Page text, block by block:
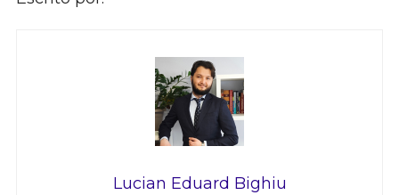
Lucian Eduard Bighiu